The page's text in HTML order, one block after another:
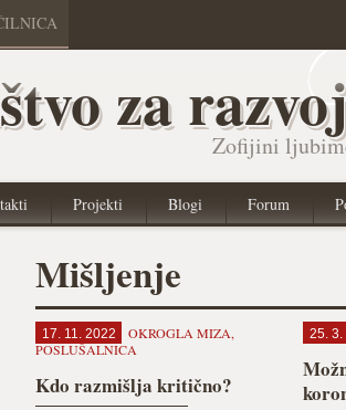
za
Zofijini
Projekti Blogi Forum
Mišljenje
17. 11. 2022 OKROGLA MIZA,
POSLUŠALNICA
Kdo razmišlja kritično?
25.